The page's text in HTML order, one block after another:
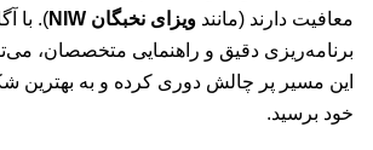
معافیت دارند (مانند ویزای نخبگان NIW
). با
برنامه‌ریزی دقیق و راهنمایی متخصصان،
این مسیر پر چالش دوری کرده و به بهترین
خود برسید.